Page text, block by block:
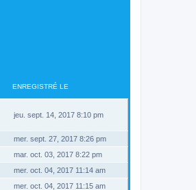
ENREGISTRÉ LE
jeu. sept. 14, 2017 8:10 pm
mer. sept. 27, 2017 8:26 pm
mar. oct. 03, 2017 8:22 pm
mer. oct. 04, 2017 11:14 am
mer. oct. 04, 2017 11:15 am